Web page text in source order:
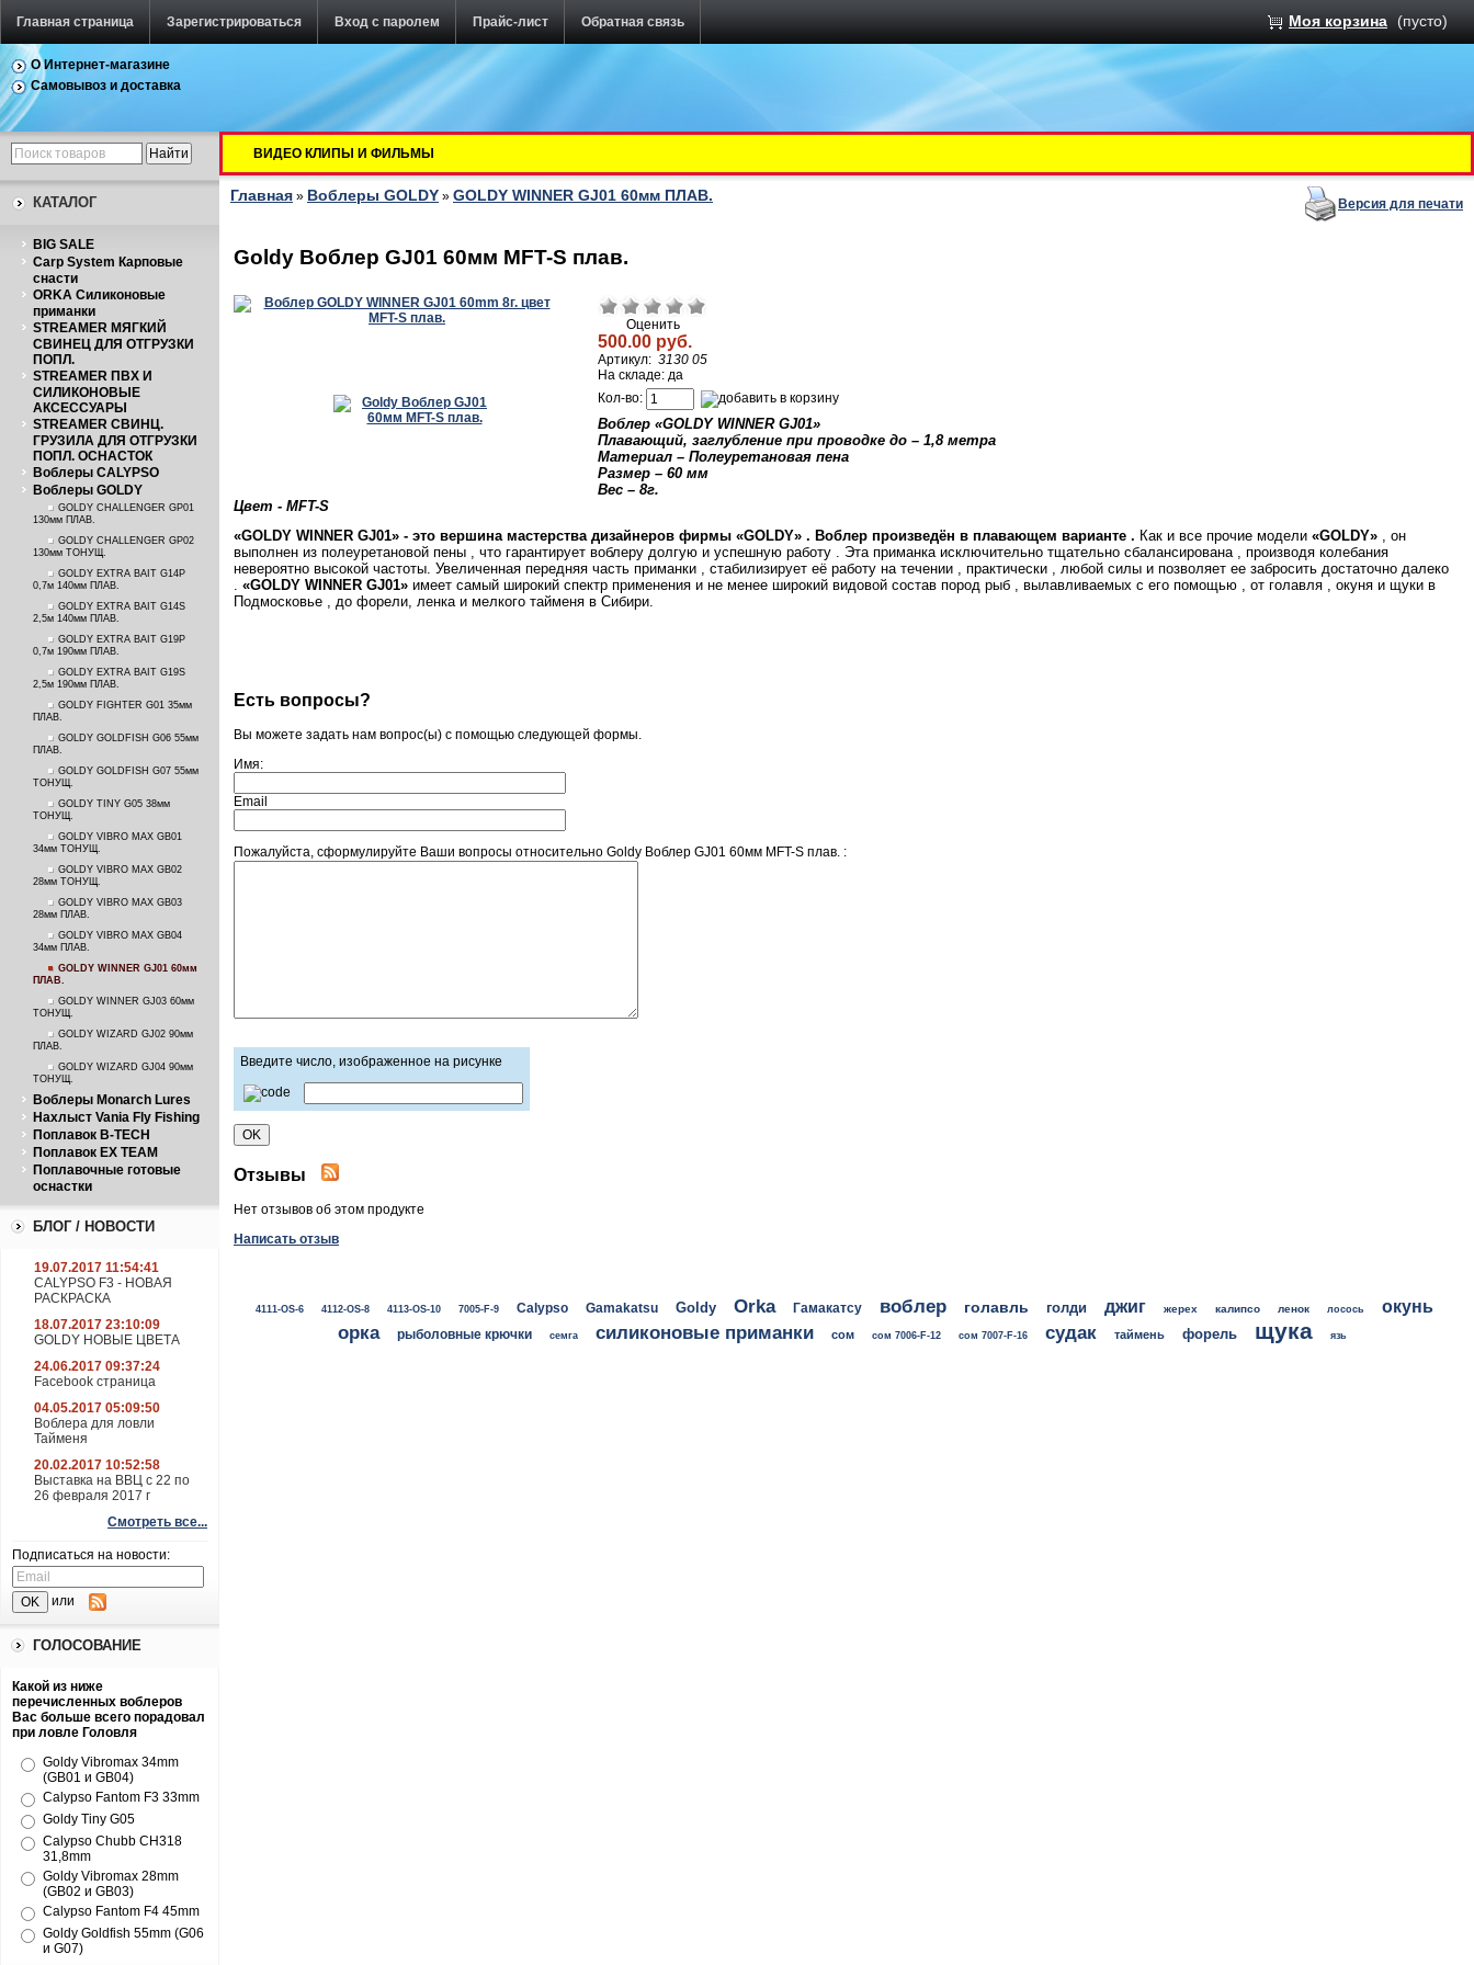
Главная страница Зарегистрироваться Вход с паролем Прайс-лист Обратная связь Моя корзина (пусто)
О Интернет-магазине
Самовывоз и доставка
КАТАЛОГ
BIG SALE
Carp System Карповые
снасти
ORKA Силиконовые
приманки
STREAMER МЯГКИЙ
СВИНЕЦ ДЛЯ ОТГРУЗКИ
ПОПЛ.
STREAMER ПВХ И
СИЛИКОНОВЫЕ
АКСЕССУАРЫ
STREAMER СВИНЦ.
ГРУЗИЛА ДЛЯ ОТГРУЗКИ
ПОПЛ. ОСНАСТОК
Воблеры CALYPSO
Воблеры GOLDY
GOLDY CHALLENGER GP01
130мм ПЛАВ.
GOLDY CHALLENGER GP02
130мм ТОНУЩ.
GOLDY EXTRA BAIT G14P
0,7м 140мм ПЛАВ.
GOLDY EXTRA BAIT G14S
2,5м 140мм ПЛАВ.
GOLDY EXTRA BAIT G19P
0,7м 190мм ПЛАВ.
GOLDY EXTRA BAIT G19S
2,5м 190мм ПЛАВ.
GOLDY FIGHTER G01 35мм
ПЛАВ.
GOLDY GOLDFISH G06 55мм
ПЛАВ.
GOLDY GOLDFISH G07 55мм
ТОНУЩ.
GOLDY TINY G05 38мм
ТОНУЩ.
GOLDY VIBRO MAX GB01
34мм ТОНУЩ.
GOLDY VIBRO MAX GB02
28мм ТОНУЩ.
GOLDY VIBRO MAX GB03
28мм ПЛАВ.
GOLDY VIBRO MAX GB04
34мм ПЛАВ.
GOLDY WINNER GJ01 60мм
ПЛАВ.
GOLDY WINNER GJ03 60мм
ТОНУЩ.
GOLDY WIZARD GJ02 90мм
ПЛАВ.
GOLDY WIZARD GJ04 90мм
ТОНУЩ.
Воблеры Monarch Lures
Нахлыст Vania Fly Fishing
Поплавок B-TECH
Поплавок EX TEAM
Поплавочные готовые
оснастки
БЛОГ / НОВОСТИ
19.07.2017 11:54:41
CALYPSO F3 - НОВАЯ
РАСКРАСКА
18.07.2017 23:10:09
GOLDY НОВЫЕ ЦВЕТА
24.06.2017 09:37:24
Facebook страница
04.05.2017 05:09:50
Воблера для ловли
Тайменя
20.02.2017 10:52:58
Выставка на ВВЦ с 22 по
26 февраля 2017 г
Смотреть все...
Подписаться на новости:
или
ГОЛОСОВАНИЕ
Какой из ниже
перечисленных воблеров
Вас больше всего порадовал
при ловле Головля
Goldy Vibromax 34mm
(GB01 и GB04)
Calypso Fantom F3 33mm
Goldy Tiny G05
Calypso Chubb CH318
31,8mm
Goldy Vibromax 28mm
(GB02 и GB03)
Calypso Fantom F4 45mm
Goldy Goldfish 55mm (G06
и G07)
ВИДЕО КЛИПЫ И ФИЛЬМЫ
Главная » Воблеры GOLDY » GOLDY WINNER GJ01 60мм ПЛАВ. Версия для печати
Goldy Воблер GJ01 60мм MFT-S плав.
Оценить
500.00 руб.
Артикул: 3130 05
На складе: да
Кол-во:
Воблер «GOLDYWINNERGJ01»
Плавающий, заглубление при проводке до – 1,8 метра
Материал – Полеуретановая пена
Размер – 60 мм
Вес – 8г.
Цвет - MFT-S
«GOLDY WINNER GJ01» - это вершина мастерства дизайнеров фирмы «GOLDY» . Воблер произведён в плавающем варианте . Как и все прочие модели «GOLDY» , он
выполнен из полеуретановой пены , что гарантирует воблеру долгую и успешную работу . Эта приманка исключительно тщательно сбалансирована , производя колебания
невероятно высокой частоты. Увеличенная передняя часть приманки , стабилизирует её работу на течении , практически , любой силы и позволяет ее забросить достаточно далеко
. «GOLDY WINNER GJ01» имеет самый широкий спектр применения и не менее широкий видовой состав пород рыб , вылавливаемых с его помощью , от голавля , окуня и щуки в
Подмосковье , до форели, ленка и мелкого тайменя в Сибири.
Есть вопросы?
Вы можете задать нам вопрос(ы) с помощью следующей формы.
Имя:
Email
Пожалуйста, сформулируйте Ваши вопросы относительно Goldy Воблер GJ01 60мм MFT-S плав. :
Введите число, изображенное на рисунке
Отзывы
Нет отзывов об этом продукте
Написать отзыв
4111-OS-6 4112-OS-8 4113-OS-10 7005-F-9 Calypso Gamakatsu Goldy Orka Гамакатсу воблер голавль голди джиг жерех калипсо ленок лосось окунь
орка рыболовные крючки семга силиконовые приманки сом сом 7006-F-12 сом 7007-F-16 судак таймень форель щука язь